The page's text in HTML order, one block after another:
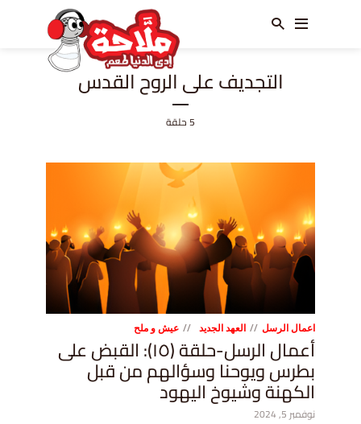
التجديف على الروح القدس
5 حلقة
اعمال الرسل العهد الجديد عيش و ملح
أعمال الرسل-حلقة (١٥): القبض على
بطرس ويوحنا وسؤالهم من قبل
الكهنة وشيوخ اليهود
نوفمبر 5, 2024